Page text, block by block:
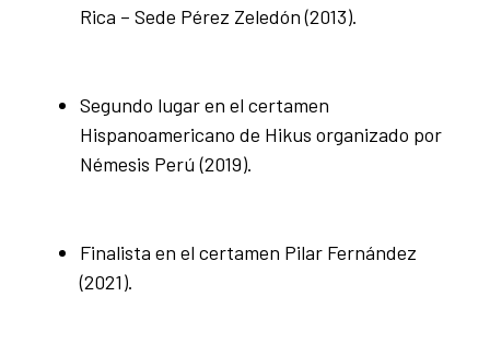
Rica – Sede Pérez Zeledón (2013).
Segundo lugar en el certamen
Hispanoamericano de Hikus organizado por
Némesis Perú (2019).
Finalista en el certamen Pilar Fernández
(2021).